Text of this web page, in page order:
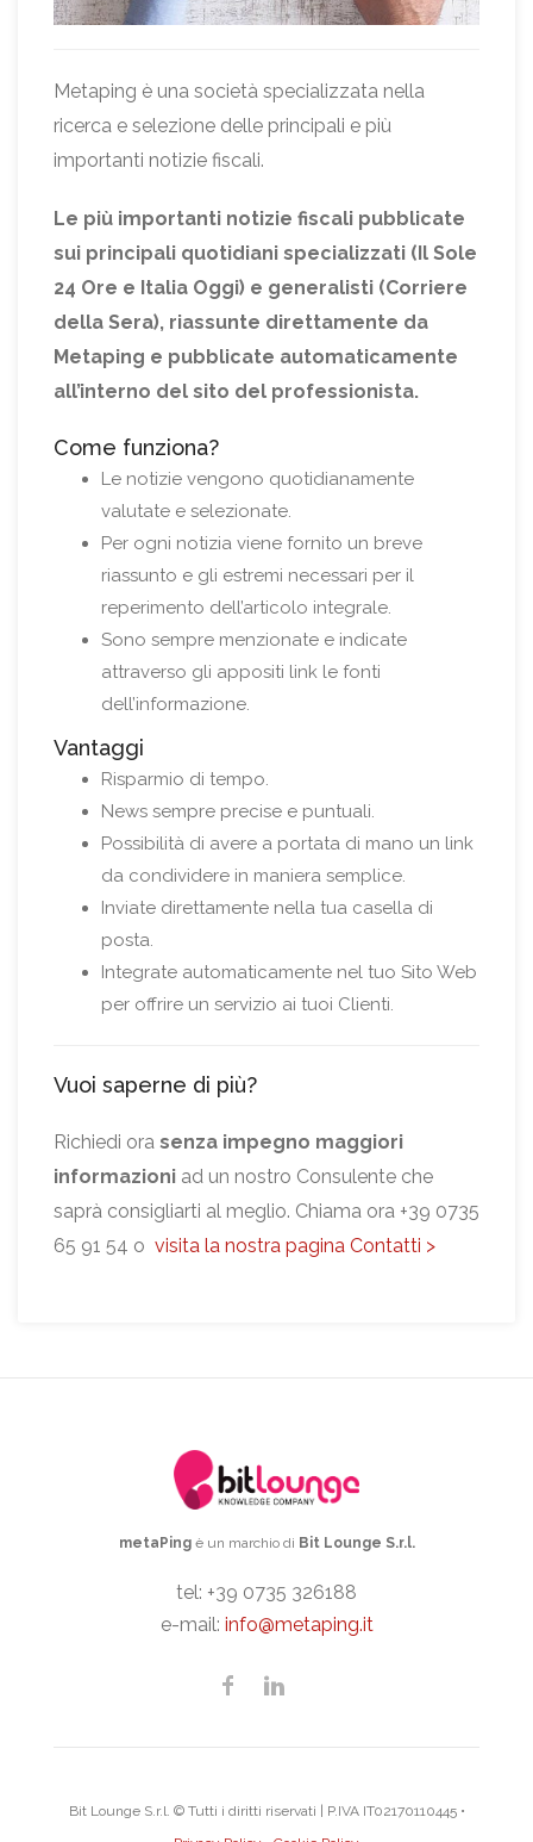
Metaping è una società specializzata nella
ricerca e selezione delle principali e più
importanti notizie fiscali.
Le più importanti notizie fiscali pubblicate
sui principali quotidiani specializzati (Il Sole
24 Ore e Italia Oggi) e generalisti (Corriere
della Sera), riassunte direttamente da
Metaping e pubblicate automaticamente
all’interno del sito del professionista.
Come funziona?
Le notizie vengono quotidianamente
valutate e selezionate.
Per ogni notizia viene fornito un breve
riassunto e gli estremi necessari per il
reperimento dell’articolo integrale.
Sono sempre menzionate e indicate
attraverso gli appositi link le fonti
dell’informazione.
Vantaggi
Risparmio di tempo.
News sempre precise e puntuali.
Possibilità di avere a portata di mano un link
da condividere in maniera semplice.
Inviate direttamente nella tua casella di
posta.
Integrate automaticamente nel tuo Sito Web
per offrire un servizio ai tuoi Clienti.
Vuoi saperne di più?
Richiedi ora senza impegno maggiori
informazioni ad un nostro Consulente che
saprà consigliarti al meglio. Chiama ora +39 0735
65 91 54 o visita la nostra pagina Contatti >
metaPingè un marchio di Bit Lounge S.r.l.
tel: +39 0735 326188
e-mail: info@metaping.it
Bit Lounge S.r.l. © Tutti i diritti riservati | P.IVA IT02170110445 •